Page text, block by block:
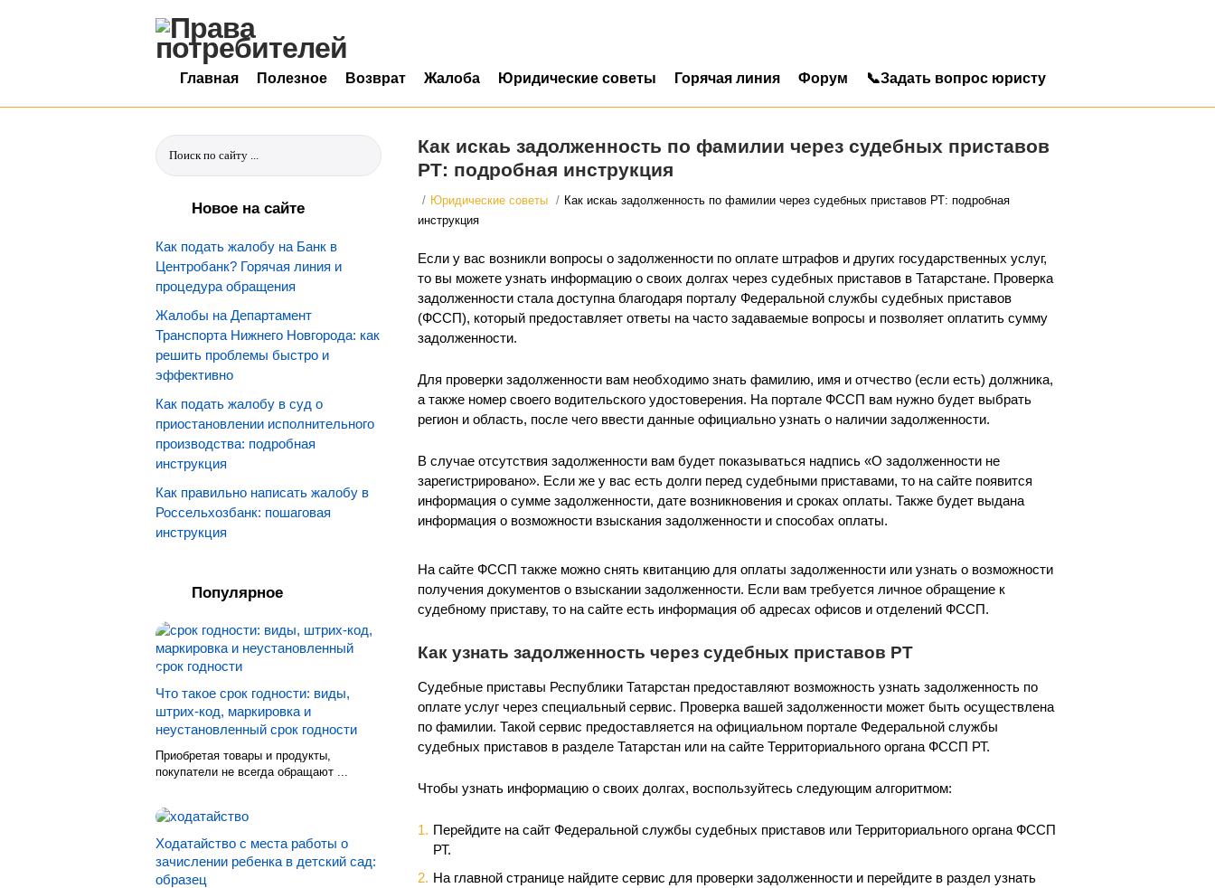
Главная Полезное Возврат Жалоба Юридические советы Горячая линия Форум 📞Задать вопрос юристу
Как искаь задолженность по фамилии через судебных приставов
РТ: подробная инструкция
/ Юридические советы / Как искаь задолженность по фамилии через судебных приставов РТ: подробная
инструкция
Если у вас возникли вопросы о задолженности по оплате штрафов и других государственных услуг,
то вы можете узнать информацию о своих долгах через судебных приставов в Татарстане. Проверка
задолженности стала доступна благодаря порталу Федеральной службы судебных приставов
(ФССП), который предоставляет ответы на часто задаваемые вопросы и позволяет оплатить сумму
задолженности.
Для проверки задолженности вам необходимо знать фамилию, имя и отчество (если есть) должника,
а также номер своего водительского удостоверения. На портале ФССП вам нужно будет выбрать
регион и область, после чего ввести данные официально узнать о наличии задолженности.
В случае отсутствия задолженности вам будет показываться надпись «О задолженности не
зарегистрировано». Если же у вас есть долги перед судебными приставами, то на сайте появится
информация о сумме задолженности, дате возникновения и сроках оплаты. Также будет выдана
информация о возможности взыскания задолженности и способах оплаты.
На сайте ФССП также можно снять квитанцию для оплаты задолженности или узнать о возможности
получения документов о взыскании задолженности. Если вам требуется личное обращение к
судебному приставу, то на сайте есть информация об адресах офисов и отделений ФССП.
Как узнать задолженность через судебных приставов РТ
Судебные приставы Республики Татарстан предоставляют возможность узнать задолженность по
оплате услуг через специальный сервис. Проверка вашей задолженности может быть осуществлена
по фамилии. Такой сервис предоставляется на официальном портале Федеральной службы
судебных приставов в разделе Татарстан или на сайте Территориального органа ФССП РТ.
Чтобы узнать информацию о своих долгах, воспользуйтесь следующим алгоритмом:
Перейдите на сайт Федеральной службы судебных приставов или Территориального органа ФССП
РТ.
На главной странице найдите сервис для проверки задолженности и перейдите в раздел узнать
Новое на сайте
Как подать жалобу на Банк в
Центробанк? Горячая линия и
процедура обращения
Жалобы на Департамент
Транспорта Нижнего Новгорода: как
решить проблемы быстро и
эффективно
Как подать жалобу в суд о
приостановлении исполнительного
производства: подробная
инструкция
Как правильно написать жалобу в
Россельхозбанк: пошаговая
инструкция
Популярное
Что такое срок годности: виды,
штрих-код, маркировка и
неустановленный срок годности
Приобретая товары и продукты,
покупатели не всегда обращают ...
Ходатайство с места работы о
зачислении ребенка в детский сад:
образец